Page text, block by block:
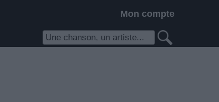
Mon compte